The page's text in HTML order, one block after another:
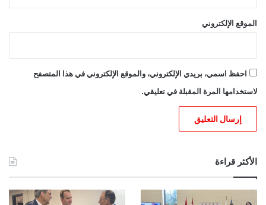
الموقع الإلكتروني
احفظ اسمي، بريدي الإلكتروني، والموقع الإلكتروني في هذا المتصفح
لاستخدامها المرة المقبلة في تعليقي.
الأكثر قراءة